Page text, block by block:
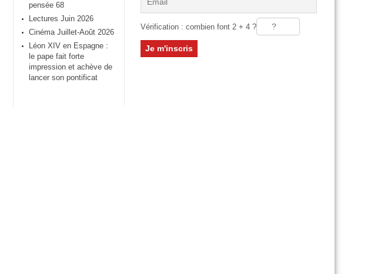
pensée 68
Lectures Juin 2026
Cinéma Juillet-Août 2026
Léon XIV en Espagne :
le pape fait forte
impression et achève de
lancer son pontificat
Vérification : combien font 2 + 4 ?